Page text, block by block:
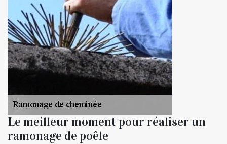
Le meilleur moment pour réaliser un
ramonage de poêle